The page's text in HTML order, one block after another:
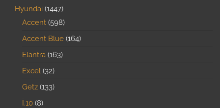
Hyundai 1447
Accent 598
Accent Blue 164
Elantra 163
Excel 32
Getz 133
İ.10 8